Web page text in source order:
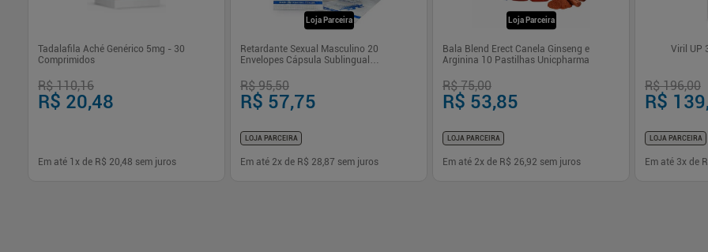
Tadalafila Aché Genérico 5mg - 30
Comprimidos
R$ 110,16
R$ 20,48
Em até 1 x de R$ 20,48 sem juros
Loja Parceira
Retardante Sexual Masculino 20
Envelopes Cápsula Sublingual
R$ 95,50
R$ 57,75
LOJA PARCEIRA
Em até 2x de R$ 28,87 sem juros
Loja Parceira
Bala Blend Erect Canela Ginseng e
Arginina 10 Pastilhas Unicpharma
R$ 75,00
R$ 53,85
LOJA PARCEIRA
Em até 2x de R$ 26,92 sem juros
Viril UP
R$ 196,00
R$
LOJA PARCEIRA
Em até 3x de